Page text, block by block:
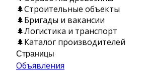
🌲Строительные объекты
🌲Бригады и вакансии
🌲Логистика и транспорт
🌲Каталог производителей
Страницы
Объявления